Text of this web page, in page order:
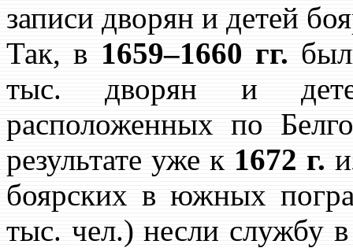
записи дворян и детей
Так, в 1659–1660 гг.
тыс. дворян и
расположенных по
результате уже к 1672 г.
боярских в южных
тыс. чел.) несли службу